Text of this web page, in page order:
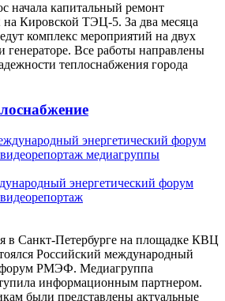
начала капитальный ремонт
Кировской ТЭЦ-5. За два месяца
комплекс мероприятий на двух
генераторе. Все работы направлены
теплоснабжения города
энергетический форум
в Санкт-Петербурге на площадке КВЦ
Российский международный
форум РМЭФ. Медиагруппа
информационным партнером.
были представлены актуальные